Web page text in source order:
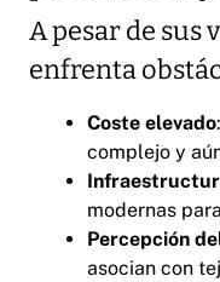
A pesar de sus
enfrenta
Coste elevado
complejo y
modernas
Percepción
asocian con